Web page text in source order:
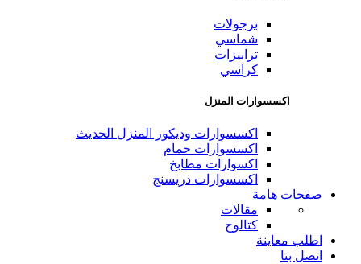
برجولات
شماسي
ترابيزات
كراسي
اكسسوارات المنزل
اكسسوارات وديكور المنزل الحديث
اكسسوارات حمام
اكسوارات مطابخ
اكسسوارات دريسنج
صفحات هامة
مقالات
كتالوج
اطلب معاينة
اتصل بنا